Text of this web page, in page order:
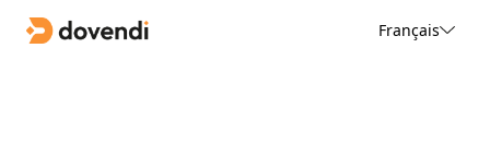
Français